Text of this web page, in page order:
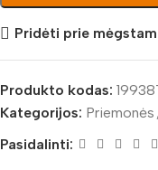
Pridėti prie
Produkto kodas:
Kategorijos: Priemonės ,
Pasidalinti: